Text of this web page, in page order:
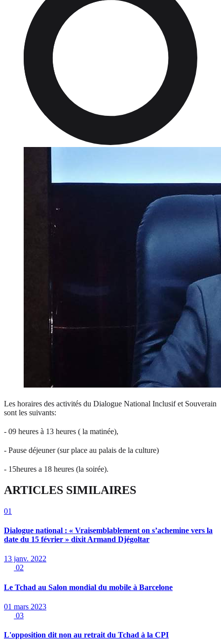
Les horaires des activités du Dialogue National Inclusif et Souverain
sont les suivants:
- 09 heures à 13 heures ( la matinée),
- Pause déjeuner (sur place au palais de la culture)
- 15heures a 18 heures (la soirée).
ARTICLES SIMILAIRES
01
Dialogue national : « Vraisemblablement on s’achemine vers la
date du 15 février » dixit Armand Djégoltar
13 janv. 2022
02
Le Tchad au Salon mondial du mobile à Barcelone
01 mars 2023
03
L'opposition dit non au retrait du Tchad à la CPI